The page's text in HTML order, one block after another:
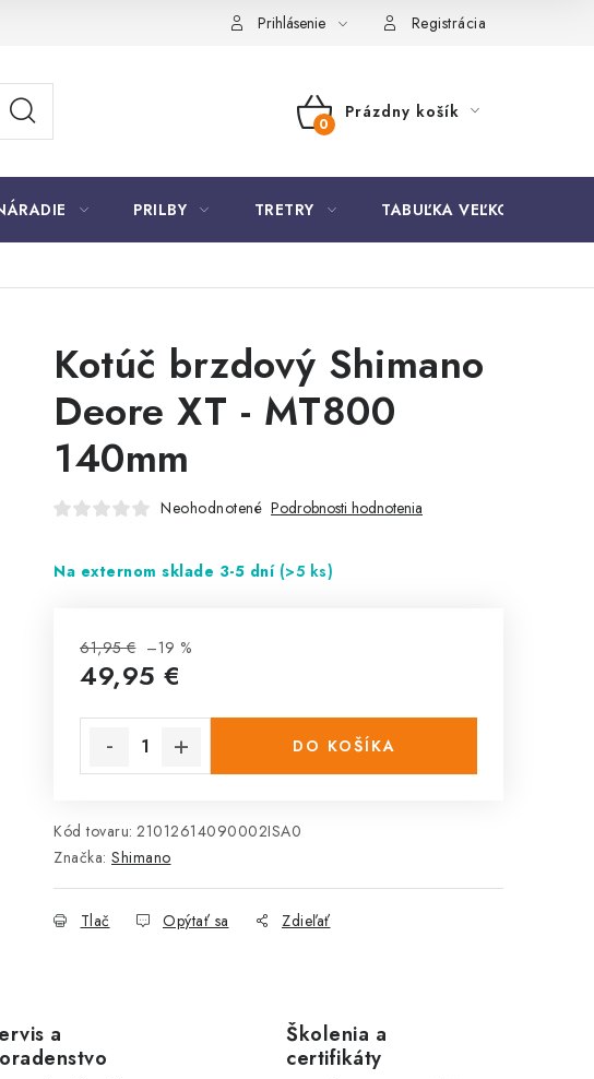
Prihlásenie Registrácia
NÁKUPNÝ
Prázdny košík
PRILBY TRETRY TABUĽKA VEĽKOSTÍ
Kotúč brzdový Shimano
Deore XT - MT800
140mm
Neohodnotené Podrobnosti hodnotenia
Na externom sklade 3-5 dní (>5 ks)
61,95 € –19 %
49,95 €
DO KOŠÍKA
Kód tovaru: 21012614090002ISA0
Značka: Shimano
Tlač Opýtať sa Zdieľať
a
Školenia a
certifikáty